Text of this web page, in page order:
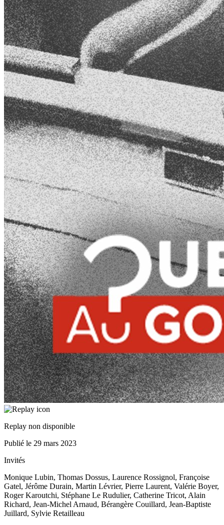
Replay non disponible
Publié le 29 mars 2023
Invités
Monique Lubin, Thomas Dossus, Laurence Rossignol, Françoise
Gatel, Jérôme Durain, Martin Lévrier, Pierre Laurent, Valérie Boyer,
Roger Karoutchi, Stéphane Le Rudulier, Catherine Tricot, Alain
Richard, Jean-Michel Arnaud, Bérangère Couillard, Jean-Baptiste
Juillard, Sylvie Retailleau